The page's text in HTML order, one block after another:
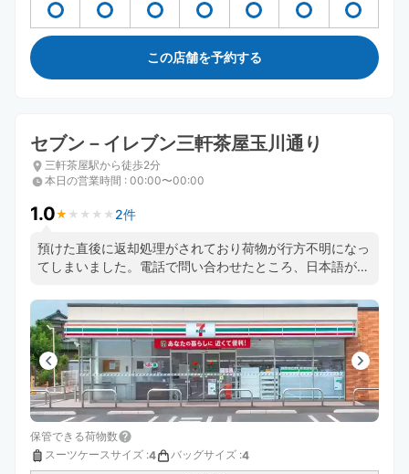
この店舗を予約する
セブン－イレブン三軒茶屋玉川通り
三軒茶屋駅から徒歩2分
本日の営業時間 : 00:00〜00:00
1.0★ ★ ★ ★ ★
★ ★ ★ ★ ★ 2件
預けた直後に返却処理がされており荷物が行方不明になっ
てしまいました。電話で問い合わせたところ、日本語が達
も関わらず「明日取りに来る時に現金で2,500円持ってき
て」と言いだしました。
保管できる荷物数
スーツケースサイズ :4 バッグサイズ :4